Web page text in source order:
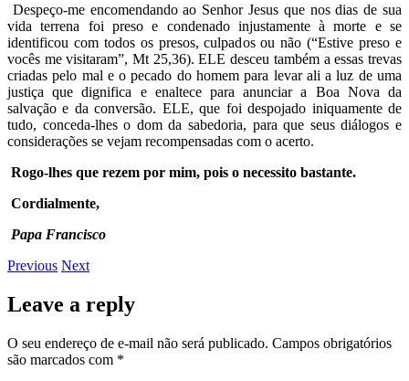
Despeço-me encomendando ao Senhor Jesus que nos dias de sua
vida terrena foi preso e condenado injustamente à morte e se
identificou com todos os presos, culpados ou não (“Estive preso e
vocês me visitaram”, Mt 25,36). ELE desceu também a essas trevas
criadas pelo mal e o pecado do homem para levar ali a luz de uma
justiça que dignifica e enaltece para anunciar a Boa Nova da
salvação e da conversão. ELE, que foi despojado iniquamente de
tudo, conceda-lhes o dom da sabedoria, para que seus diálogos e
considerações se vejam recompensadas com o acerto.
Rogo-lhes que rezem por mim, pois o necessito bastante.
Cordialmente,
Papa Francisco
Previous Next
Leave a reply
O seu endereço de e-mail não será publicado. Campos obrigatórios
são marcados com *